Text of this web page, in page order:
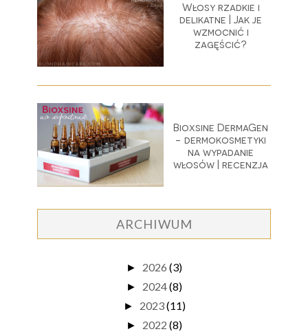
Włosy rzadkie i
delikatne | Jak je
wzmocnić i
zagęścić?
Bioxsine DermaGen
- dermokosmetyki
na wypadanie
włosów | recenzja
ARCHIWUM
► 2026 (3)
► 2024(8)
► 2023(11)
► 2022 (8)